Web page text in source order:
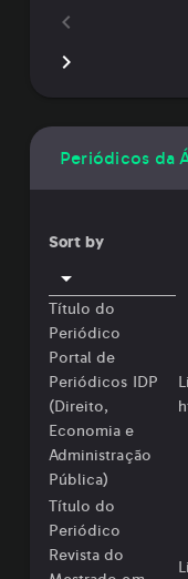
Periódicos da
Sort by
Título do
Periódico
Portal de
Periódicos IDP
(Direito,
Economia e
Administração
Pública)
Título do
Periódico
Revista do